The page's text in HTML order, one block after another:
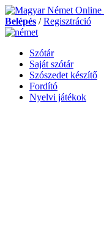
Belépés /Regisztráció
Szótár
Saját szótár
Szószedet készítő
Fordító
Nyelvi játékok